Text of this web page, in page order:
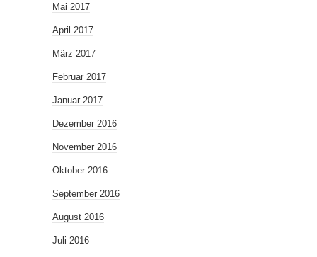
Mai 2017
April 2017
März 2017
Februar 2017
Januar 2017
Dezember 2016
November 2016
Oktober 2016
September 2016
August 2016
Juli 2016